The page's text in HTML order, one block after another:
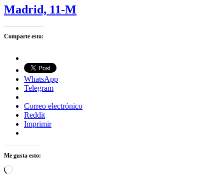
Madrid, 11-M
Comparte esto:
WhatsApp
Telegram
Correo electrónico
Reddit
Imprimir
Me gusta esto:
Cargando...